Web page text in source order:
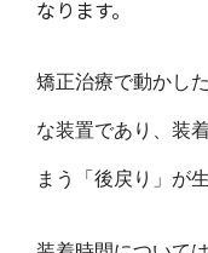
なります。
矯正治療で動かし
な装置であり、装
まう「後戻り」が